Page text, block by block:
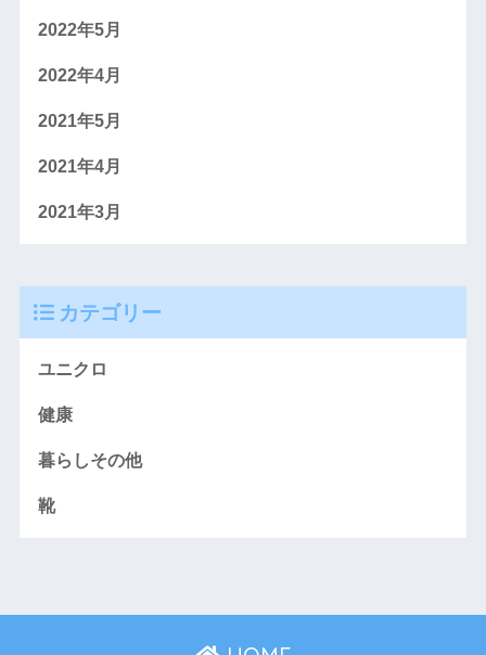
2022年5月
2022年4月
2021年5月
2021年4月
2021年3月
カテゴリー
ユニクロ
健康
暮らしその他
靴